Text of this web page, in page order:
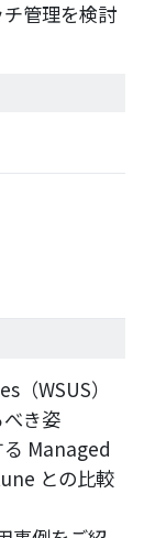
管理を検討
WSUS）
き姿
Managed
との比較